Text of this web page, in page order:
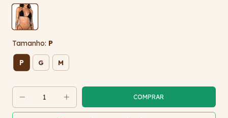
Tamanho: P
P G M